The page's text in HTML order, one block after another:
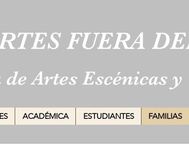
FUERA
Artes Escénicas
ACADÉMICA ESTUDIANTES FAMILIAS